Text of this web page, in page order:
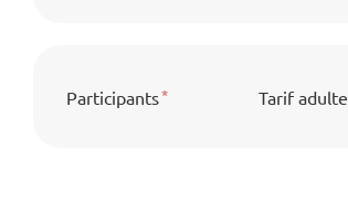
Participants Tarif adulte